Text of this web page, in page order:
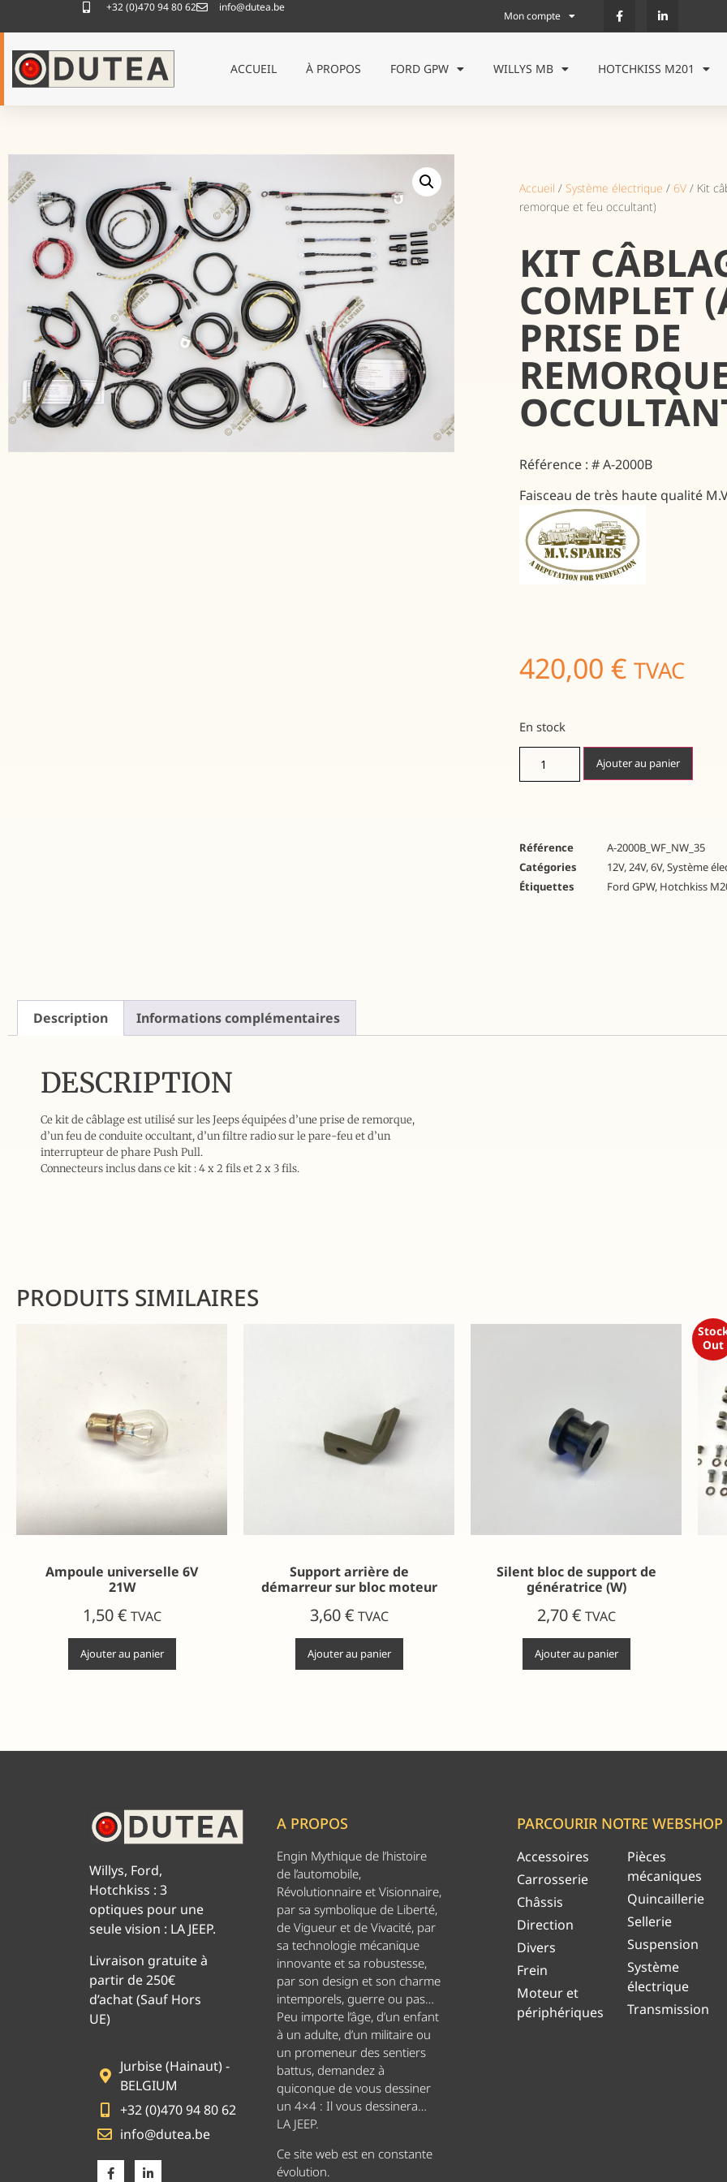
+32 (0)470 94 80 62 info@dutea.be
Mon compte
ACCUEIL À PROPOS FORD GPW WILLYS MB HOTCHKISS M201
Accueil / Système électrique / 6V / Kit
remorque et feu occultant)
KIT
COMPLET
PRISE DE
Référence : # A-2000B
Faisceau de très haute qualité
420,00 € TVAC
En stock
Ajouter au panier
Référence
A-2000B_WF_NW_35
Catégories
12V,24V,6V,Système
Étiquettes
Ford GPW, Hotchkiss
Description Informations complémentaires
DESCRIPTION
Ce kit de câblage est utilisé sur les Jeeps équipées d’une prise de remorque,
d’un feu de conduite occultant, d’un filtre radio sur le pare-feu et d’un
interrupteur de phare Push Pull.
Connecteurs inclus dans ce kit : 4 x 2 fils et 2 x 3 fils.
PRODUITS SIMILAIRES
Ampoule universelle 6V
21W
1,50€ TVAC
Ajouter au panier
Support arrière de
démarreur sur bloc moteur
3,60€ TVAC
Ajouter au panier
Silent bloc de support de
génératrice (W)
2,70€ TVAC
Ajouter au panier
Out
Willys, Ford,
Hotchkiss : 3
optiques pour une
seule vision : LA JEEP.
Livraison gratuite à
partir de 250€
d’achat (Sauf Hors
UE)
Jurbise (Hainaut) -
BELGIUM
+32 (0)470 94 80 62
info@dutea.be
A PROPOS
Engin Mythique de l’histoire
de l’automobile,
Révolutionnaire et Visionnaire,
par sa symbolique de Liberté,
de Vigueur et de Vivacité, par
sa technologie mécanique
innovante et sa robustesse,
par son design et son charme
intemporels, guerre ou pas…
Peu importe l’âge, d’un enfant
à un adulte, d’un militaire ou
un promeneur des sentiers
battus, demandez à
quiconque de vous dessiner
un 4×4 : Il vous dessinera…
LA JEEP.
Ce site web est en constante
évolution.
PARCOURIR NOTRE WEBSHOP
Accessoires
Carrosserie
Châssis
Direction
Divers
Frein
Moteur et
périphériques
Pièces
mécaniques
Quincaillerie
Sellerie
Suspension
Système
électrique
Transmission